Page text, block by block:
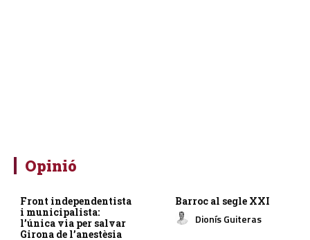
Opinió
Front independentista
i municipalista:
l’única via per salvar
Girona de l’anestèsia
Barroc al segle XXI
Dionís Guiteras